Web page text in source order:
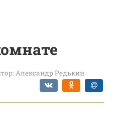
Александр Редькин